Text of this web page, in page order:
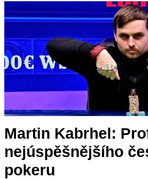
Martin Kabrhel:
nejúspěšnějšího
pokeru